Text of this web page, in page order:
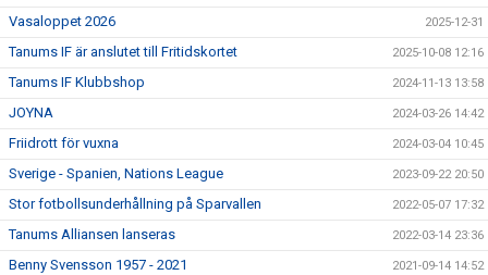
TIF-MALLEN
LEDARE I TIF
ANTIDOPING
Vasaloppet 2026 2025-12-31
Tanums IF är anslutet till Fritidskortet 2025-10-08 12:16
Tanums IF Klubbshop 2024-11-13 13:58
JOYNA 2024-03-26 14:42
Friidrott för vuxna 2024-03-04 10:45
Sverige - Spanien, Nations League 2023-09-22 20:50
Stor fotbollsunderhållning på Sparvallen 2022-05-07 17:32
Tanums Alliansen lanseras 2022-03-14 23:36
Benny Svensson 1957 - 2021 2021-09-14 14:52